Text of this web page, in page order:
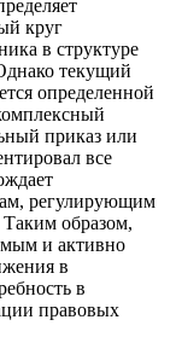
круг
в структуре
текущий
определенной
приказ или
все
регулирующим
Таким образом,
и активно
в
в
правовых